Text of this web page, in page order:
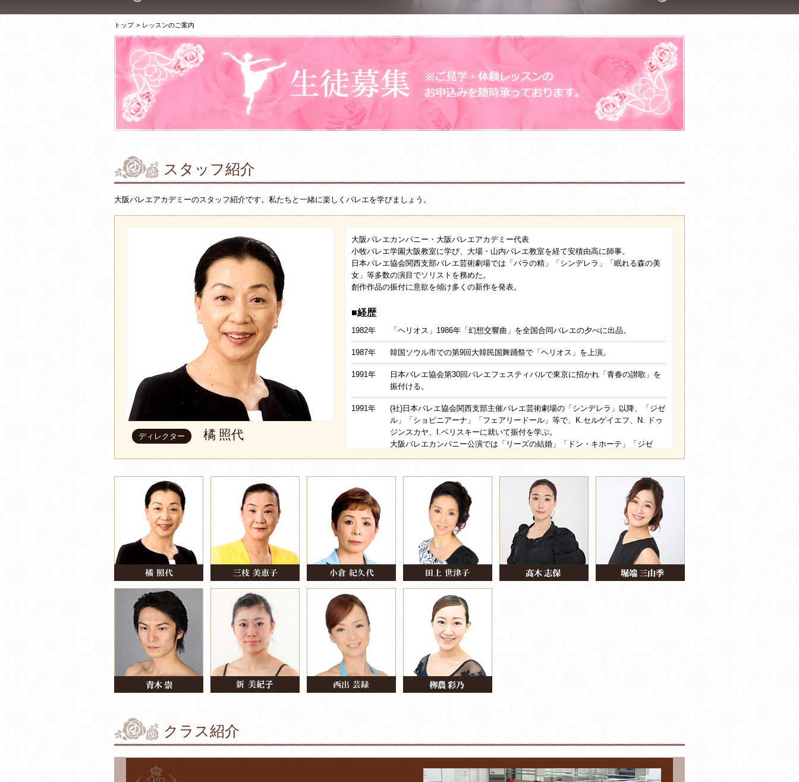
トップ > レッスンのご案内
スタッフ紹介
大阪バレエアカデミーのスタッフ紹介です。私たちと一緒に楽しくバレエを学びましょう。
ディレクター 橘 照代
大阪バレエカンパニー・大阪バレエアカデミー代表
小牧バレエ学園大阪教室に学び、大場・山内バレエ教室を経て安積由高に師事。
日本バレエ協会関西支部バレエ芸術劇場では「バラの精」「シンデレラ」「眠れる森の美
女」等多数の演目でソリストを務めた。
創作作品の振付に意欲を傾け多くの新作を発表。
■経歴
1982年 「ヘリオス」1986年「幻想交響曲」を全国合同バレエの夕べに出品。
1987年 韓国ソウル市での第9回大韓民国舞踊祭で「ヘリオス」を上演。
1991年
日本バレエ協会第30回バレエフェスティバルで東京に招かれ「青春の讃歌」を
振付ける。
1991年
(社)日本バレエ協会関西支部主催バレエ芸術劇場の「シンデレラ」以降、「ジゼ
ル」「ショピニアーナ」「フェアリードール」等で、K.セルゲイエフ、N. ドゥ
ジンスカヤ、I.ベリスキーに就いて振付を学ぶ。
大阪バレエカンパニー公演では「リーズの結婚」「ドン・キホーテ」「ジゼ
1993年 創作作品のみによる公演「テルヨ・タチバナ・アート・メッセージ」を開催。
1993年 文化芸術功労大阪府知事表彰受賞。
2003年 大阪バレエカンパニー公演「バフチサライの泉」で大阪文化祭奨励賞受賞。
2003年 大阪バレエカンパニー公演「ワルプルギスの夜」で大阪文化祭奨励賞受賞。
2006年
大阪バレエカンパニー 安積由高追悼公演「ドン・キホーテ」で、大阪舞台芸術
奨励賞受賞。
クラス紹介